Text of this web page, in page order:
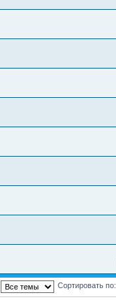
Сортировать по: